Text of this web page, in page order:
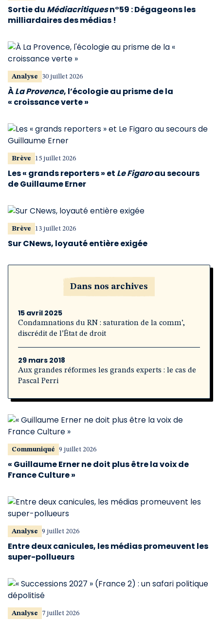
Sortie du Médiacritiquesn°59 : Dégageons les
milliardaires des médias !
Analyse 30 juillet 2026
ÀLa Provence, l’écologie au prisme de la
« croissance verte »
Brève 15 juillet 2026
Les « grands reporters » et Le Figaroau secours
de Guillaume Erner
Brève 13 juillet 2026
Sur CNews, loyauté entière exigée
Dans nos archives
15 avril 2025
Condamnations du RN : saturation de la comm’,
discrédit de l’État de droit
29 mars 2018
Aux grandes réformes les grands experts : le cas de
Pascal Perri
Communiqué 9 juillet 2026
« Guillaume Erner ne doit plus être la voix de
France Culture »
Analyse 9 juillet 2026
Entre deux canicules, les médias promeuvent les
super-pollueurs
Analyse 7 juillet 2026